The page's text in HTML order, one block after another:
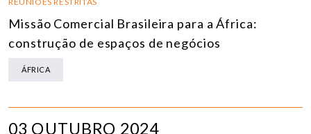
Missão Comercial Brasileira para a África:
construção de espaços de negócios
ÁFRICA
03 OUTUBRO 2024